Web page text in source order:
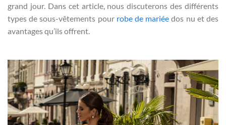
grand jour. Dans cet article, nous discuterons des différents
types de sous-vêtements pour robe de mariée dos nu et des
avantages qu’ils offrent.